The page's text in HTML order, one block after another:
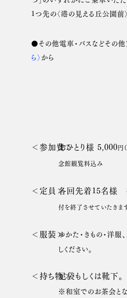
1つ先の〈港の見える丘公園前
●その他電車・バスなどその他
ら〉から
＜参加費＞おひとり様 5,000円
念館観覧料込み
＜定員＞各回先着15名様
付を終了させていたきます
＜服装＞ゆかた・きもの・洋服
しください。
＜持ち物＞足袋もしくは靴下。
※和室でのお茶会とな